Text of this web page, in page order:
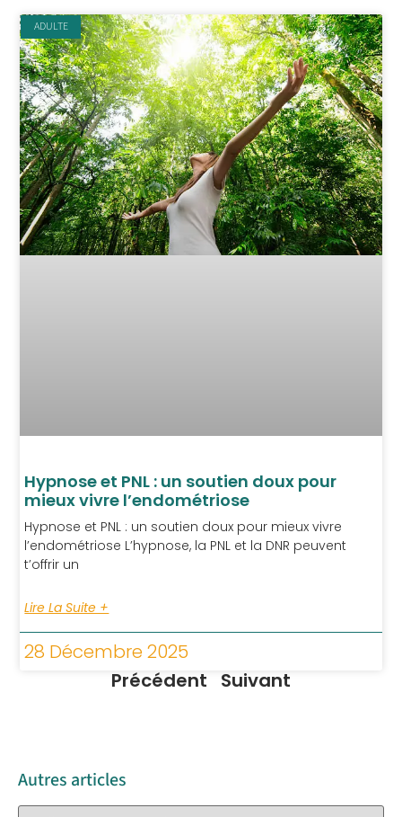
ADULTE
Hypnose et PNL : un soutien doux pour
mieux vivre l’endométriose
Hypnose et PNL : un soutien doux pour mieux vivre
l’endométriose L’hypnose, la PNL et la DNR peuvent
t’offrir un
Lire La Suite +
28 Décembre 2025
Précédent
Suivant
Autres articles